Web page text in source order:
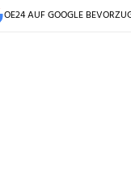
OE24 AUF GOOGLE